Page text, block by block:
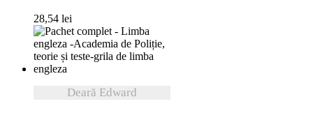
28,54 lei
Deară Edward